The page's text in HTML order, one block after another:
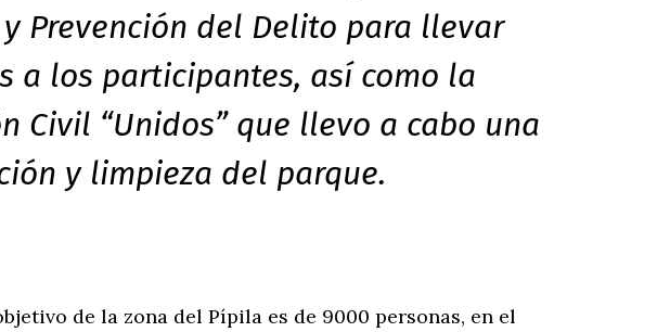
Prevención del Delito para llevar
a los participantes, así como la
Civil “Unidos” que llevo a cabo una
y limpieza del parque.
de la zona del Pípila es de 9000 personas, en el